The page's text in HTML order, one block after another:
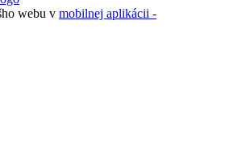
webu v mobilnej aplikácii -